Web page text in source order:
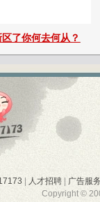
人才招聘
广告服
Copyright ©